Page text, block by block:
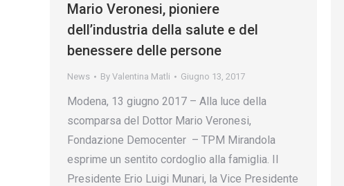
Mario Veronesi, pioniere
dell’industria della salute e del
benessere delle persone
News By Valentina Matli Giugno 13, 2017
Modena, 13 giugno 2017 – Alla luce della
scomparsa del Dottor Mario Veronesi,
Fondazione Democenter – TPM Mirandola
esprime un sentito cordoglio alla famiglia. Il
Presidente Erio Luigi Munari, la Vice Presidente